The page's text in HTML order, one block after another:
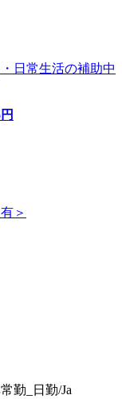
日常生活の補助中
円
＞
勤_日勤/Ja